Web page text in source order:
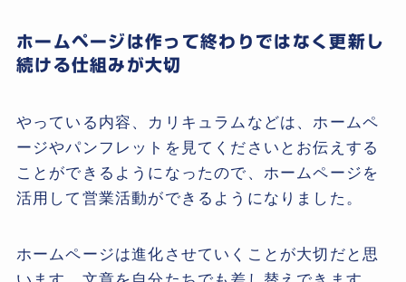
ホームページは作って終わりではなく更新し
続ける仕組みが大切
やっている内容、カリキュラムなどは、ホームペ
ージやパンフレットを見てくださいとお伝えする
ことができるようになったので、ホームページを
活用して営業活動ができるようになりました。
ホームページは進化させていくことが大切だと思